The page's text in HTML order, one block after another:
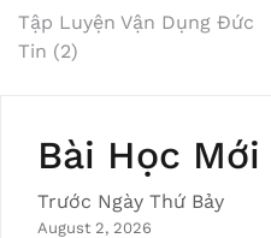
Post
navigation
Tập Luyện Vận Dụng Đức
Tin (2)
Bài Học Mới
Trước Ngày Thứ Bảy
August 2, 2026